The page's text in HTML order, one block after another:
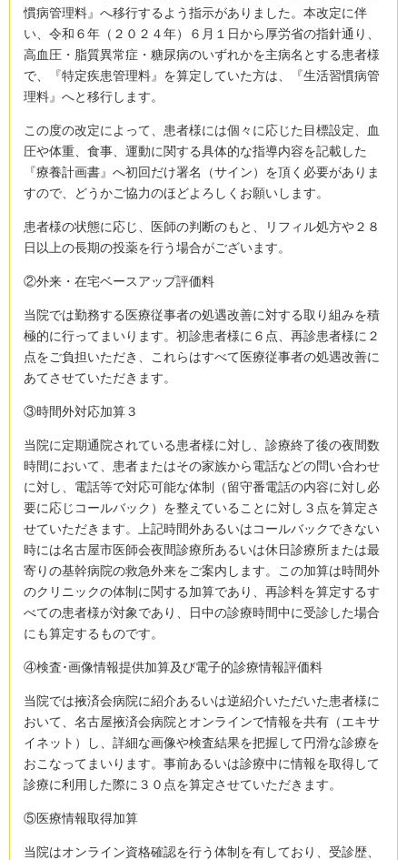
慣病管理料』へ移行するよう指示がありました。本改定に伴
い、令和６年（２０２４年）６月１日から厚労省の指針通り、
高血圧・脂質異常症・糖尿病のいずれかを主病名とする患者様
で、『特定疾患管理料』を算定していた方は、『生活習慣病管
理料』へと移行します。
この度の改定によって、患者様には個々に応じた目標設定、血
圧や体重、食事、運動に関する具体的な指導内容を記載した
『療養計画書』へ初回だけ署名（サイン）を頂く必要がありま
すので、どうかご協力のほどよろしくお願いします。
患者様の状態に応じ、医師の判断のもと、リフィル処方や２８
日以上の長期の投薬を行う場合がございます。
②外来・在宅ベースアップ評価料
当院では勤務する医療従事者の処遇改善に対する取り組みを積
極的に行ってまいります。初診患者様に６点、再診患者様に２
点をご負担いただき、これらはすべて医療従事者の処遇改善に
あてさせていただきます。
③時間外対応加算３
当院に定期通院されている患者様に対し、診療終了後の夜間数
時間において、患者またはその家族から電話などの問い合わせ
に対し、電話等で対応可能な体制（留守番電話の内容に対し必
要に応じコールバック）を整えていることに対し３点を算定さ
せていただきます。上記時間外あるいはコールバックできない
時には名古屋市医師会夜間診療所あるいは休日診療所または最
寄りの基幹病院の救急外来をご案内します。この加算は時間外
のクリニックの体制に関する加算であり、再診料を算定するす
べての患者様が対象であり、日中の診療時間中に受診した場合
にも算定するものです。
④検査･画像情報提供加算及び電子的診療情報評価料
当院では掖済会病院に紹介あるいは逆紹介いただいた患者様に
おいて、名古屋掖済会病院とオンラインで情報を共有（エキサ
イネット）し、詳細な画像や検査結果を把握して円滑な診療を
おこなってまいります。事前あるいは診療中に情報を取得して
診療に利用した際に３０点を算定させていただきます。
⑤医療情報取得加算
当院はオンライン資格確認を行う体制を有しており、受診歴、